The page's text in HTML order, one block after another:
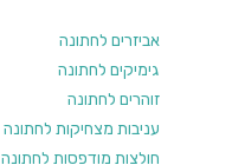
אביזרים לחתונה
גימיקים לחתונה
זוהרים לחתונה
עניבות מצחיקות לחתונה
חולצות מודפסות לחתונה